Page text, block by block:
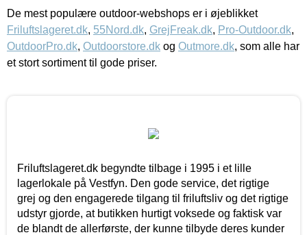
De mest populære outdoor-webshops er i øjeblikket
Friluftslageret.dk, 55Nord.dk, GrejFreak.dk, Pro-Outdoor.dk,
OutdoorPro.dk, Outdoorstore.dk og Outmore.dk, som alle har
et stort sortiment til gode priser.
Friluftslageret.dk begyndte tilbage i 1995 i et lille
lagerlokale på Vestfyn. Den gode service, det rigtige
grej og den engagerede tilgang til friluftsliv og det rigtige
udstyr gjorde, at butikken hurtigt voksede og faktisk var
de blandt de allerførste, der kunne tilbyde deres kunder